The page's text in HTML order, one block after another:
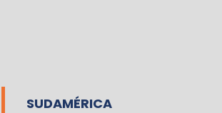
SUDAMÉRICA